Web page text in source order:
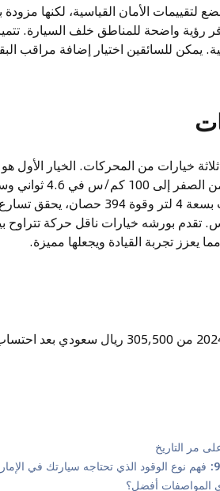
2024 لم تخضع لتقييمات الأمان
رؤية واضحة للمناطق خلف السيارة.
يمكن للسائقين اختيار إضافة مراقب
إلى 293 كم/س. تقدم بورشه خيارات ناقل
يعزز تجربة القيادة ويجعلها مميزة.
تبدأ أسعار بورشه بوكستر 2024 من